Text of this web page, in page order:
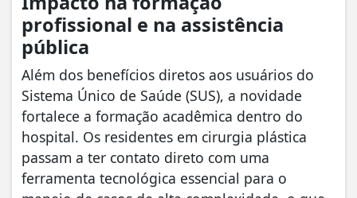
profissional e na assistência
pública
​Além dos benefícios diretos aos usuários do
Sistema Único de Saúde (SUS), a novidade
fortalece a formação acadêmica dentro do
hospital. Os residentes em cirurgia plástica
passam a ter contato direto com uma
ferramenta tecnológica essencial para o